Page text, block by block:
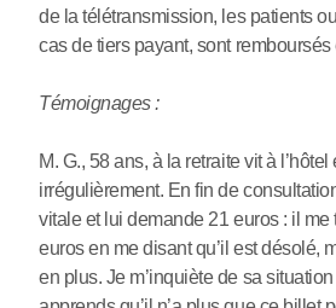
de la télétransmission, les patients
cas de tiers payant, sont
Témoignages :
M. G., 58 ans, à la retraite vit à
irrégulièrement. En fin de
vitale et lui demande 21 euros : il
euros en me disant qu’il est désolé,
en plus. Je m’inquiète de sa